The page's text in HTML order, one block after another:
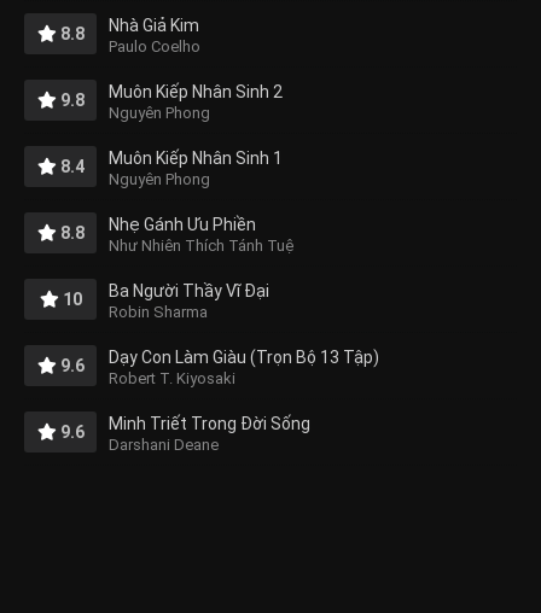
8.8 Nhà Giả Kim
Paulo Coelho
9.8 Muôn Kiếp Nhân Sinh 2
Nguyên Phong
8.4 Muôn Kiếp Nhân Sinh 1
Nguyên Phong
8.8 Nhẹ Gánh Ưu Phiền
Như Nhiên Thích Tánh Tuệ
10 Ba Người Thầy Vĩ Đại
Robin Sharma
9.6 Dạy Con Làm Giàu (Trọn Bộ 13 Tập)
Robert T. Kiyosaki
9.6 Minh Triết Trong Đời Sống
Darshani Deane